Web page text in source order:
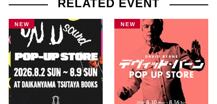
RELATED EVENT
NEW NEW